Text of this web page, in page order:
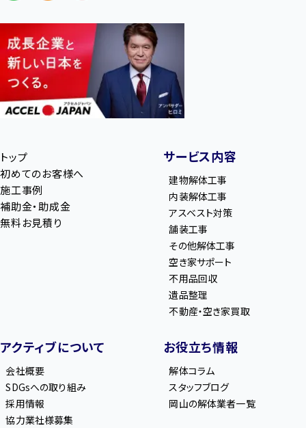
トップ
初めてのお客様へ
施工事例
補助金・助成金
無料お見積り
サービス内容
建物解体工事
内装解体工事
アスベスト対策
舗装工事
その他解体工事
空き家サポート
不用品回収
遺品整理
不動産・空き家買取
アクティブについて
会社概要
SDGsへの取り組み
採用情報
協力業社様募集
お役立ち情報
解体コラム
スタッフブログ
岡山の解体業者一覧